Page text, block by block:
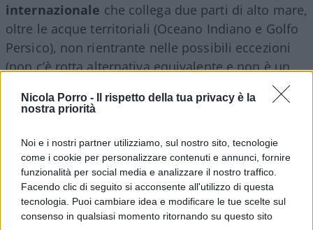
Nicola Porro -
Il rispetto della tua privacy è la
nostra priorità
Noi e i nostri partner utilizziamo, sul nostro sito, tecnologie
come i cookie per personalizzare contenuti e annunci, fornire
funzionalità per social media e analizzare il nostro traffico.
Facendo clic di seguito si acconsente all'utilizzo di questa
tecnologia. Puoi cambiare idea e modificare le tue scelte sul
consenso in qualsiasi momento ritornando su questo sito
internazionale che collega due parti di alto mare,
oltre le acque territoriali (Oceano Indiano e Golfo
Persico), non rientrante nelle possibili eccezioni
(non c’è rotta alternativa equivalente e non è un
passaggio di transito” (37-45-UNCLOS): (a) tutte
le navi (mercantili e da guerra), aerei, sottomarini
in immersione e di qualunque Paese hanno diritto
di passaggio continuo; (b) gli Stati costieri (Iran e
Oman) non possono sospendere tale passaggio,